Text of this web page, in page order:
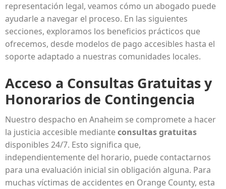
representación legal, veamos cómo un abogado puede
ayudarle a navegar el proceso. En las siguientes
secciones, exploramos los beneficios prácticos que
ofrecemos, desde modelos de pago accesibles hasta el
soporte adaptado a nuestras comunidades locales.
Acceso a Consultas Gratuitas y
Honorarios de Contingencia
Nuestro despacho en Anaheim se compromete a hacer
la justicia accesible medianteconsultas gratuitas
disponibles 24/7. Esto significa que,
independientemente del horario, puede contactarnos
para una evaluación inicial sin obligación alguna. Para
muchas víctimas de accidentes en Orange County, esta